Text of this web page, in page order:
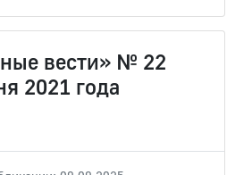
вести» № 22
2021 года